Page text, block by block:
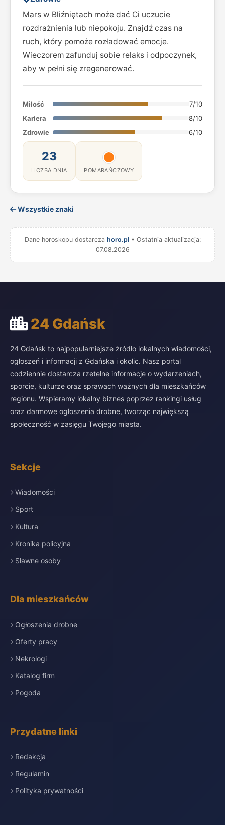
Mars w Bliźniętach może dać Ci uczucie
rozdrażnienia lub niepokoju. Znajdź czas na
ruch, który pomoże rozładować emocje.
Wieczorem zafunduj sobie relaks i odpoczynek,
aby w pełni się zregenerować.
Miłość
7/10
Kariera
8/10
Zdrowie
6/10
23
LICZBA DNIA POMARAŃCZOWY
Wszystkie znaki
Dane horoskopu dostarcza horo.pl• Ostatnia aktualizacja:
07.08.2026
24 Gdańsk
24 Gdańsk to najpopularniejsze źródło lokalnych wiadomości,
ogłoszeń i informacji z Gdańska i okolic. Nasz portal
codziennie dostarcza rzetelne informacje o wydarzeniach,
sporcie, kulturze oraz sprawach ważnych dla mieszkańców
regionu. Wspieramy lokalny biznes poprzez rankingi usług
oraz darmowe ogłoszenia drobne, tworząc największą
społeczność w zasięgu Twojego miasta.
Sekcje
Wiadomości
Sport
Kultura
Kronika policyjna
Sławne osoby
Dla mieszkańców
Ogłoszenia drobne
Oferty pracy
Nekrologi
Katalog firm
Pogoda
Przydatne linki
Redakcja
Regulamin
Polityka prywatności